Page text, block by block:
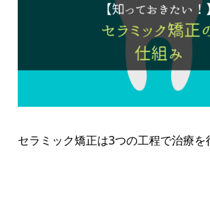
セラミック矯正は3つの工程で治療を